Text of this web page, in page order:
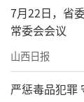
7月22日，省
常委会会议
山西日报
严惩毒品犯罪